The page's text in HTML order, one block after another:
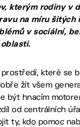
kterým rodiny v
na míru šitých
v sociální,
které se
žít všem
být hnacím
od centrálních
ty, kdo pomoc